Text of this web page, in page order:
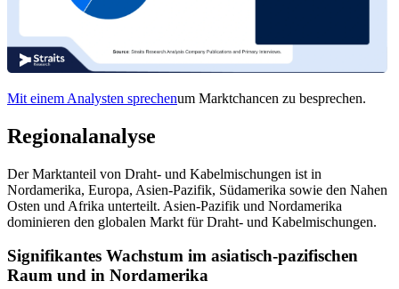
Mit einem Analysten sprechenum Marktchancen zu besprechen.
Regionalanalyse
Der Marktanteil von Draht- und Kabelmischungen ist in
Nordamerika, Europa, Asien-Pazifik, Südamerika sowie den Nahen
Osten und Afrika unterteilt. Asien-Pazifik und Nordamerika
dominieren den globalen Markt für Draht- und Kabelmischungen.
Signifikantes Wachstum im asiatisch-pazifischen
Raum und in Nordamerika